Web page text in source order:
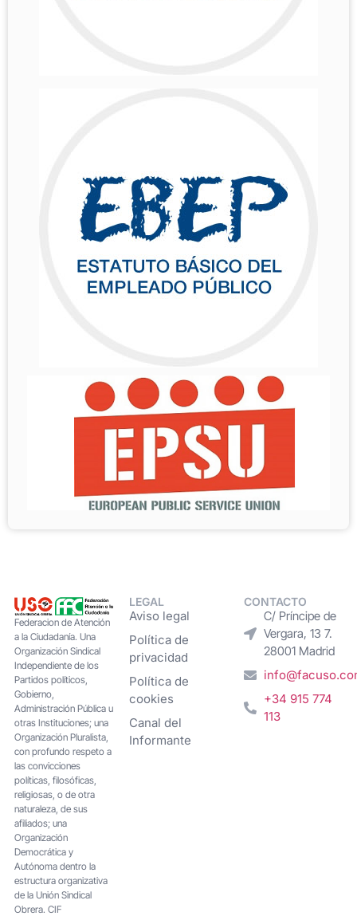
Federacion de Atención
a la Ciudadanía. Una
Organización Sindical
Independiente de los
Partidos políticos,
Gobierno,
Administración Pública u
otras Instituciones; una
Organización Pluralista,
con profundo respeto a
las convicciones
políticas, filosóficas,
religiosas, o de otra
naturaleza, de sus
afiliados; una
Organización
Democrática y
Autónoma dentro la
estructura organizativa
de la Unión Sindical
Obrera. CIF
LEGAL
Aviso legal
Política de
privacidad
Política de
cookies
Canal del
Informante
CONTACTO
C/ Príncipe de
Vergara, 13 7.
28001 Madrid
+34 915 774
113